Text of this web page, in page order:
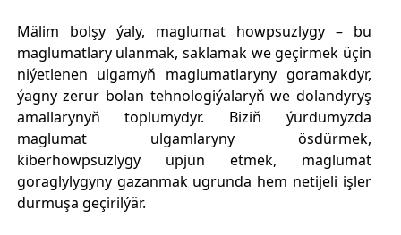
Mälim bolşy ýaly, maglumat howpsuzlygy – bu
maglumatlary ulanmak, saklamak we geçirmek üçin
niýetlenen ulgamyň maglumatlaryny goramakdyr,
ýagny zerur bolan tehnologiýalaryň we dolandyryş
amallarynyň toplumydyr. Biziň ýurdumyzda
maglumat ulgamlaryny ösdürmek,
kiberhowpsuzlygy üpjün etmek, maglumat
goraglylygyny gazanmak ugrunda hem netijeli işler
durmuşa geçirilýär.